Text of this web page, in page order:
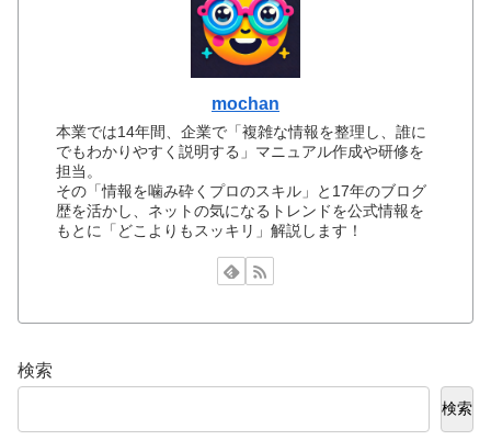
mochan
本業では14年間、企業で「複雑な情報を整理し、誰に
でもわかりやすく説明する」マニュアル作成や研修を
担当。
その「情報を噛み砕くプロのスキル」と17年のブログ
歴を活かし、ネットの気になるトレンドを公式情報を
もとに「どこよりもスッキリ」解説します！
検索
検索